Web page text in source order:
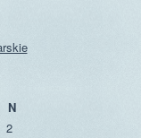
N
2